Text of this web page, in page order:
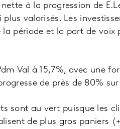
à la progression de
valorisés. Les
la période et la part de voix
Val à 15,7%, avec une
de près de 80%
sont au vert puisque les
de plus gros paniers